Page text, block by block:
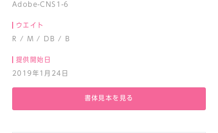
Adobe-CNS1-6
ウエイト
R / M / DB / B
提供開始日
2019年1月24日
書体見本を見る